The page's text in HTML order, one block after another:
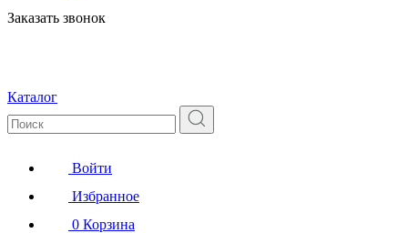
Заказать звонок
Каталог
Войти
Избранное
0 Корзина